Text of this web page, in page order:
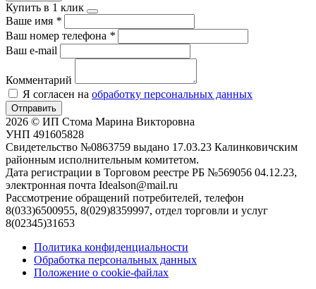
Купить в 1 клик
Ваше имя *
Ваш номер телефона *
Ваш e-mail
Комментарий
Я согласен на обработку персональных данных
Отправить
2026 © ИП Стома Марина Викторовна
УНП 491605828
Свидетельство №0863759 выдано 17.03.23 Калинковичским
районным исполнительным комитетом.
Дата регистрации в Торговом реестре РБ №569056 04.12.23,
электронная почта Idealson@mail.ru
Рассмотрение обращений потребителей, телефон
8(033)6500955, 8(029)8359997, отдел торговли и услуг
8(02345)31653
Политика конфиденциальности
Обработка персональных данных
Положение о cookie-файлах